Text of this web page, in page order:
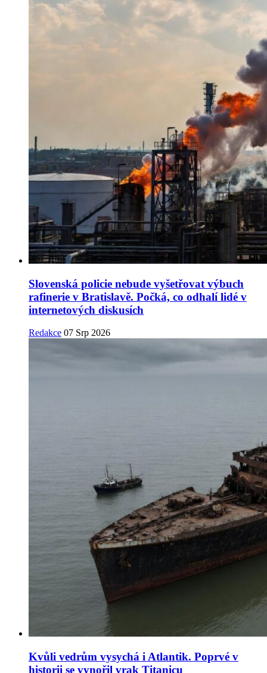
Slovenská policie nebude vyšetřovat výbuch
rafinerie v Bratislavě. Počká, co odhalí lidé v
internetových diskusích
Redakce 07 Srp 2026
Kvůli vedrům vysychá i Atlantik. Poprvé v
historii se vynořil vrak Titanicu